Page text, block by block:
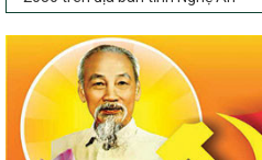
Chỉ Thị số 22-CT/TU
về đẩy mạnh thực hiện Chương
nông thôn mới, giảm nghèo bền
hội vùng đồng bào dân tộc thiểu
2030 trên địa bàn tỉnh Nghệ An
Quyết định số 2490/QĐ-UBND
Về việc thành lập Ban Chỉ đạo